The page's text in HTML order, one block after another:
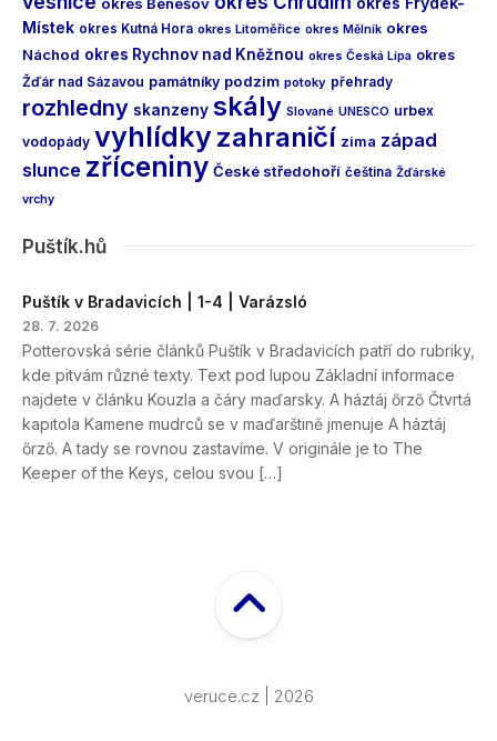
Místek okres Kutná Hora okres Litoměřice okres Mělník okres
Náchod okres Rychnov nad Kněžnou okres Česká Lípa okres
Žďár nad Sázavou památníky podzim potoky přehrady
rozhledny skanzeny skály Slované UNESCO urbex
vodopády vyhlídkyzahraničí zima západ
slunce zříceniny České středohoří čeština Žďárské
vrchy
Puštík.hů
Puštík v Bradavicích | 1-4 | Varázsló
28. 7. 2026
Potterovská série článků Puštík v Bradavicích patří do rubriky,
kde pitvám různé texty. Text pod lupou Základní informace
najdete v článku Kouzla a čáry maďarsky. A háztáj őrző Čtvrtá
kapitola Kamene mudrců se v maďarštině jmenuje A háztáj
őrző. A tady se rovnou zastavíme. V originále je to The
Keeper of the Keys, celou svou […]
veruce.cz | 2026